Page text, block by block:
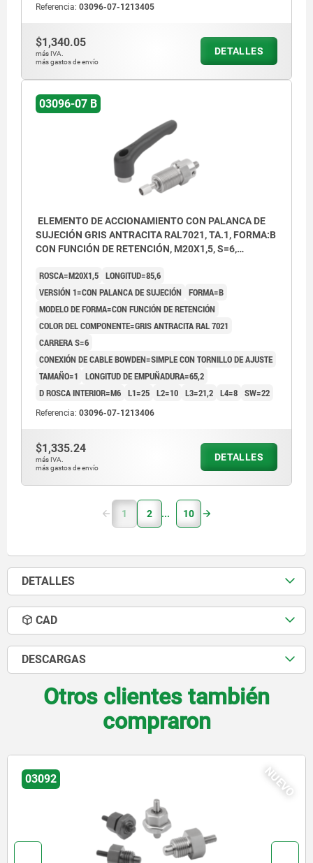
Referencia: 03096-07-1213405
$1,340.05
más IVA.
más gastos de envío
DETALLES
03096-07 B
ELEMENTO DE ACCIONAMIENTO CON PALANCA DE
SUJECIÓN GRIS ANTRACITA RAL7021, TA.1, FORMA:B
CON FUNCIÓN DE RETENCIÓN, M20X1,5, S=6,
INOXIDABLE, COMP:TERMOPLÁSTICO
ROSCA=M20X1,5 LONGITUD=85,6
VERSIÓN 1=CON PALANCA DE SUJECIÓN FORMA=B
MODELO DE FORMA=CON FUNCIÓN DE RETENCIÓN
COLOR DEL COMPONENTE=GRIS ANTRACITA RAL 7021
CARRERA S=6
CONEXIÓN DE CABLE BOWDEN=SIMPLE CON TORNILLO DE AJUSTE
TAMAÑO=1
LONGITUD DE EMPUÑADURA=65,2
D ROSCA INTERIOR=M6 L1=25 L2=10 L3=21,2 L4=8 SW=22
Referencia: 03096-07-1213406
$1,335.24
más IVA.
más gastos de envío
DETALLES
1 2 10
DETALLES
CAD
DESCARGAS
Otros clientes también
compraron
NUEVO
03096